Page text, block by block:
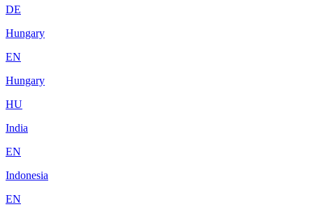
DE
Hungary
EN
Hungary
HU
India
EN
Indonesia
EN